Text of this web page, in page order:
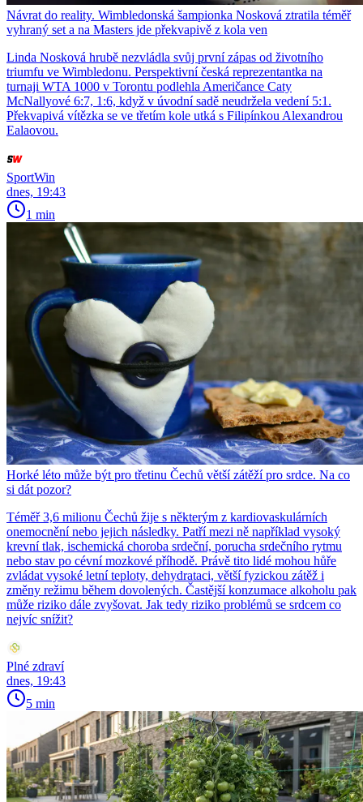
Návrat do reality. Wimbledonská šampionka Nosková ztratila téměř
vyhraný set a na Masters jde překvapivě z kola ven
Linda Nosková hrubě nezvládla svůj první zápas od životního
triumfu ve Wimbledonu. Perspektivní česká reprezentantka na
turnaji WTA 1000 v Torontu podlehla Američance Caty
McNallyové 6:7, 1:6, když v úvodní sadě neudržela vedení 5:1.
Překvapivá vítězka se ve třetím kole utká s Filipínkou Alexandrou
Ealaovou.
SportWin
dnes, 19:43
1 min
Horké léto může být pro třetinu Čechů větší zátěží pro srdce. Na co
si dát pozor?
Téměř 3,6 milionu Čechů žije s některým z kardiovaskulárních
onemocnění nebo jejich následky. Patří mezi ně například vysoký
krevní tlak, ischemická choroba srdeční, porucha srdečního rytmu
nebo stav po cévní mozkové příhodě. Právě tito lidé mohou hůře
zvládat vysoké letní teploty, dehydrataci, větší fyzickou zátěž i
změny režimu během dovolených. Častější konzumace alkoholu pak
může riziko dále zvyšovat. Jak tedy riziko problémů se srdcem co
nejvíc snížit?
Plné zdraví
dnes, 19:43
5 min